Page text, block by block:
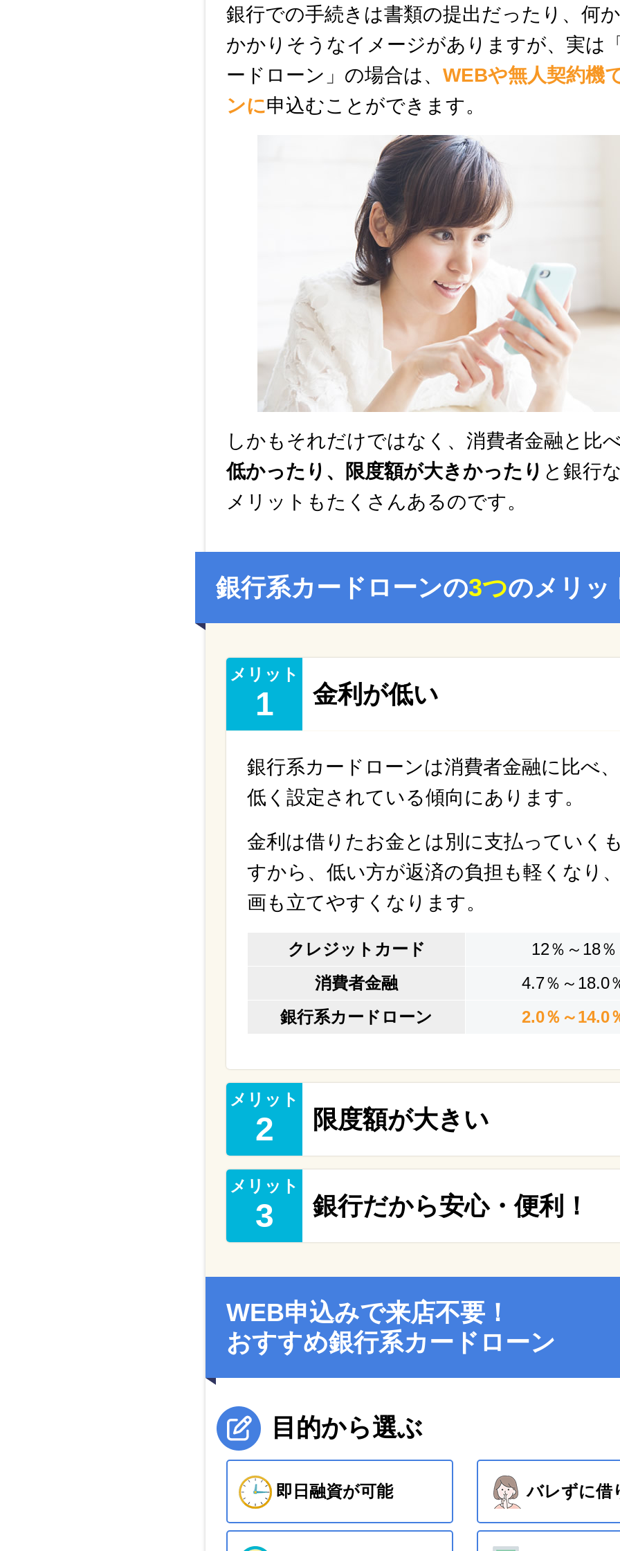
銀行での手続きは書類の提出だったり、何
かかりそうなイメージがありますが、実は
ードローン」の場合は、 WEBや無人契約機
ンに申込むことができます。
しかもそれだけではなく、消費者金融と比
低かったり、限度額が大きかったり と銀行
メリットもたくさんあるのです。
銀行系カードローンの3つのメリッ
メリット
1 金利が低い
銀行系カードローンは消費者金融に比べ
低く設定されている傾向にあります。
金利は借りたお金とは別に支払っていく
すから、低い方が返済の負担も軽くなり
画も立てやすくなります。
クレジットカード
12％～18％
消費者金融
4.7％～18.0
銀行系カードローン
2.0％～14.0
メリット
2 限度額が大きい
メリット
3 銀行だから安心・便利！
WEB申込みで来店不要！
おすすめ銀行系カードローン
目的から選ぶ
即日融資が可能 バレずに借